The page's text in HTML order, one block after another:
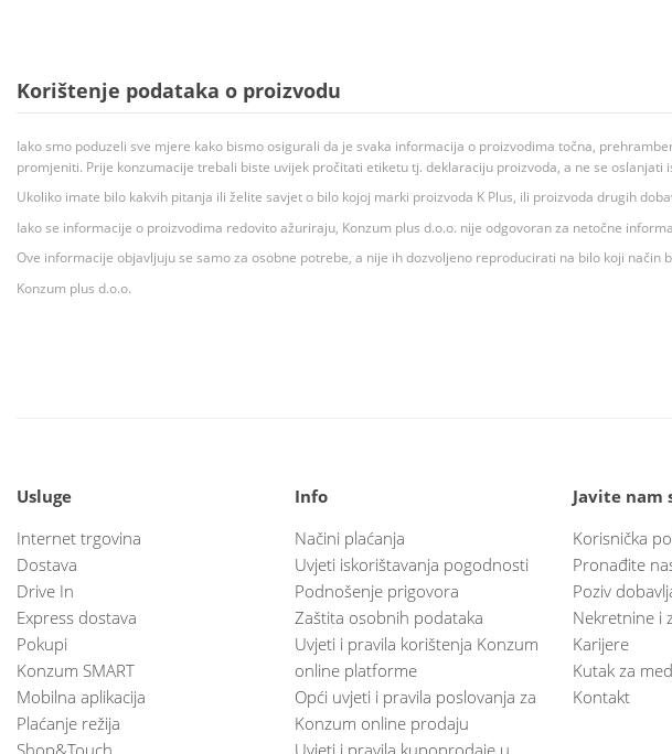
Korištenje podataka o proizvodu
Iako smo poduzeli sve mjere kako bismo osigurali da je svaka informacija o proizvodima točna,
promjeniti. Prije konzumacije trebali biste uvijek pročitati etiketu tj. deklaraciju proizvoda, a ne se
Ukoliko imate bilo kakvih pitanja ili želite savjet o bilo kojoj marki proizvoda K Plus, ili proizvoda drugih
Iako se informacije o proizvodima redovito ažuriraju, Konzum plus d.o.o. nije odgovoran za netočne
Ove informacije objavljuju se samo za osobne potrebe, a nije ih dozvoljeno reproducirati na bilo koji način
Konzum plus d.o.o.
Usluge
Internet trgovina
Dostava
Drive In
Express dostava
Pokupi
Konzum SMART
Mobilna aplikacija
Plaćanje režija
Shop&Touch
Info
Načini plaćanja
Uvjeti iskorištavanja pogodnosti
Podnošenje prigovora
Zaštita osobnih podataka
Uvjeti i pravila korištenja Konzum
online platforme
Opći uvjeti i pravila poslovanja za
Konzum online prodaju
Uvjeti i pravila kupoprodaje u
Javite nam
Korisnička
Pronađite
Poziv
Nekretnine i
Karijere
Kutak za
Kontakt